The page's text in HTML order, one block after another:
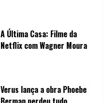
A Última Casa: Filme da
Netflix com Wagner Moura
Verus lança a obra Phoebe